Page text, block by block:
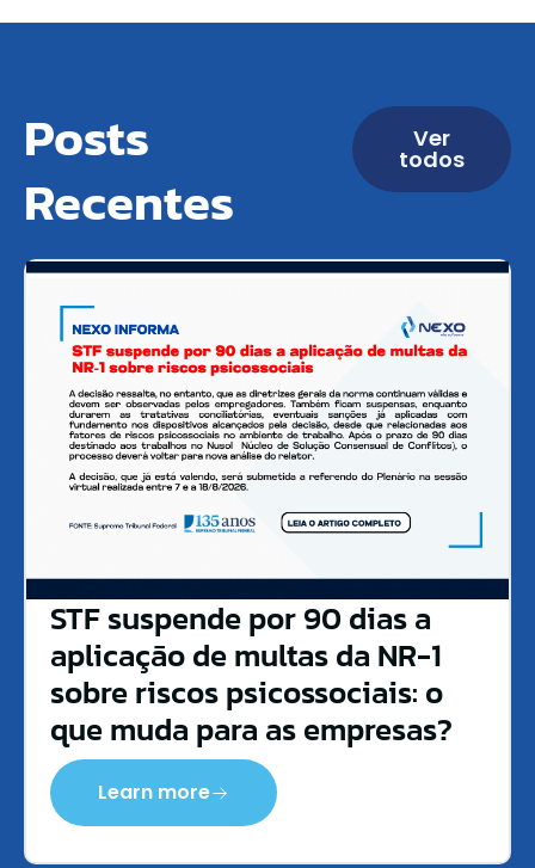
Posts
Recentes
Ver
todos
STF suspende por 90 dias a
aplicação de multas da NR-1
sobre riscos psicossociais: o
que muda para as empresas?
Learn more